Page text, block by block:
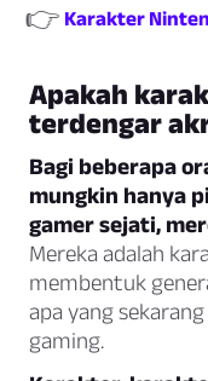
👉 Karakter
Apakah
terdengar
Bagi beberapa
mungkin hanya
gamer sejati,
Mereka adalah
membentuk
apa yang
gaming.